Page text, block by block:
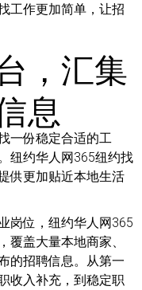
工作更加简单，让招
，汇集
息
一份稳定合适的工
纽约华人网365纽约找
供更加贴近本地生活
岗位，纽约华人网365
覆盖大量本地商家、
的招聘信息。从第一
收入补充，到稳定职